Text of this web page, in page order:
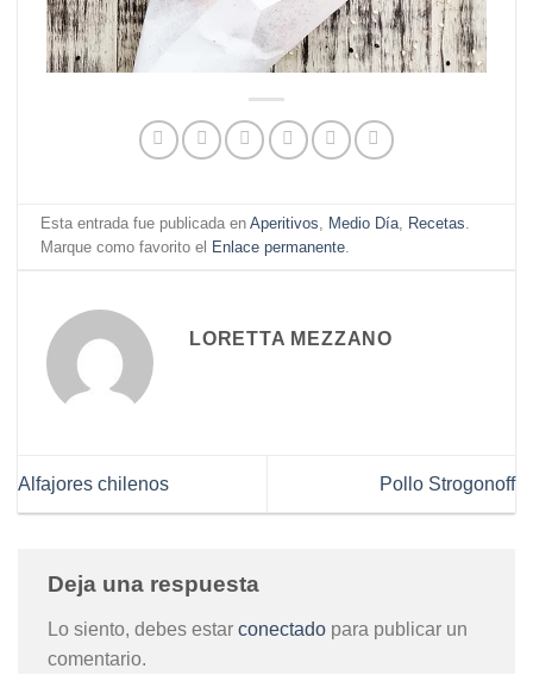
Esta entrada fue publicada enAperitivos, Medio Día, Recetas.
Marque como favorito el Enlace permanente.
LORETTA MEZZANO
Alfajores chilenos Pollo Strogonoff
Deja una respuesta
Lo siento, debes estar conectado para publicar un
comentario.